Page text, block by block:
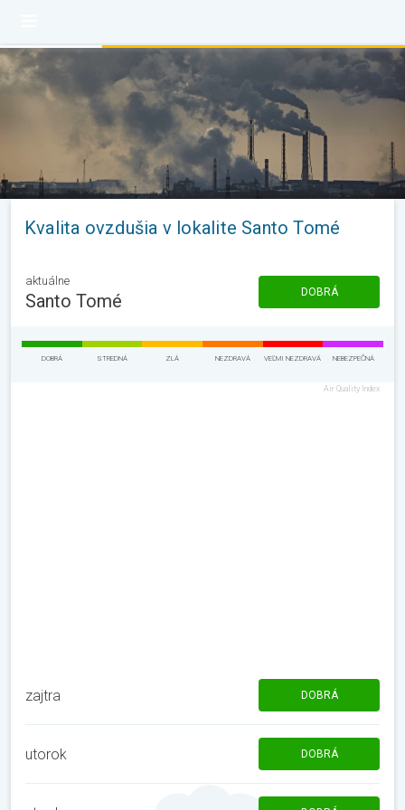
Kvalita ovzdušia v lokalite Santo Tomé
aktuálne
Santo Tomé DOBRÁ
DOBRÁ STREDNÁ ZLÁ NEZDRAVÁ VEĽMI NEZDRAVÁ NEBEZPEČNÁ
Air Quality Index
zajtra DOBRÁ
utorok DOBRÁ